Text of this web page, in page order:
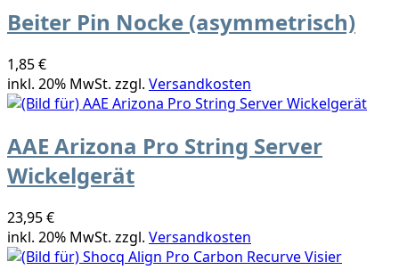
Beiter Pin Nocke (asymmetrisch)
1,85 €
inkl. 20% MwSt. zzgl. Versandkosten
AAE Arizona Pro String Server
Wickelgerät
23,95 €
inkl. 20% MwSt. zzgl. Versandkosten